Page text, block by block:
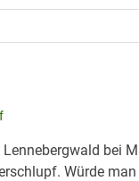
bei
Würde